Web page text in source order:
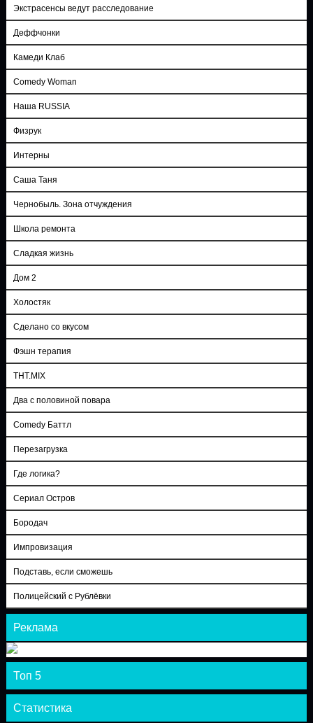
Экстрасенсы ведут расследование
Деффчонки
Камеди Клаб
Comedy Woman
Наша RUSSIA
Физрук
Интерны
Саша Таня
Чернобыль. Зона отчуждения
Школа ремонта
Сладкая жизнь
Дом 2
Холостяк
Сделано со вкусом
Фэшн терапия
ТНТ.MIX
Два с половиной повара
Comedy Баттл
Перезагрузка
Где логика?
Сериал Остров
Бородач
Импровизация
Подставь, если сможешь
Полицейский с Рублёвки
Реклама
Топ 5
Статистика